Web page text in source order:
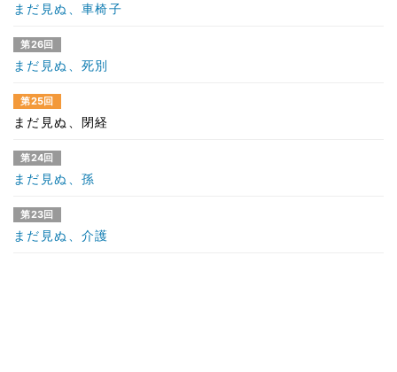
まだ見ぬ、車椅子
第26回
まだ見ぬ、死別
第25回
まだ見ぬ、閉経
第24回
まだ見ぬ、孫
第23回
まだ見ぬ、介護